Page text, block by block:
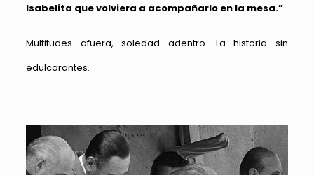
Isabelita que volviera a acompañarlo en la mesa.”
Multitudes afuera, soledad adentro. La historia sin
edulcorantes.